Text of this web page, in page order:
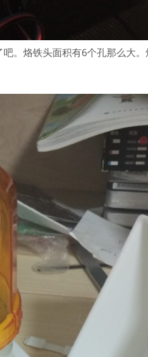
。烙铁头面积有6个孔那么大